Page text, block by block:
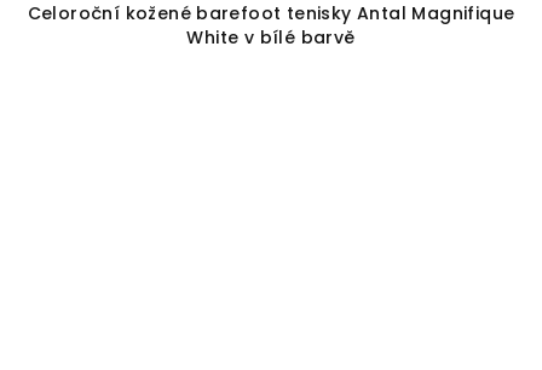
Celoroční kožené barefoot tenisky Antal Magnifique
White v bílé barvě